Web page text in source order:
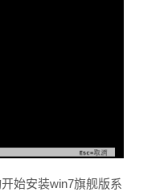
始安装win7旗舰版系